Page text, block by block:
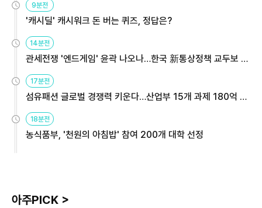
9분전
'캐시딜' 캐시워크 돈 버는 퀴즈, 정답은?
14분전
관세전쟁 '엔드게임' 윤곽 나오나…한국 新통상정책 교두보 활
용해야
17분전
섬유패션 글로벌 경쟁력 키운다…산업부 15개 과제 180억 지
원
18분전
농식품부, '천원의 아침밥' 참여 200개 대학 선정
아주PICK >